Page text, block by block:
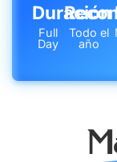
Duración
Full
Day
Todo el
año